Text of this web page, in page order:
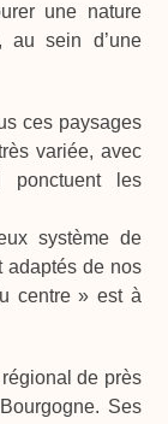
une nature
au sein d’une
ces paysages
variée, avec
ponctuent les
système de
adaptés de nos
centre » est à
de près
Ses